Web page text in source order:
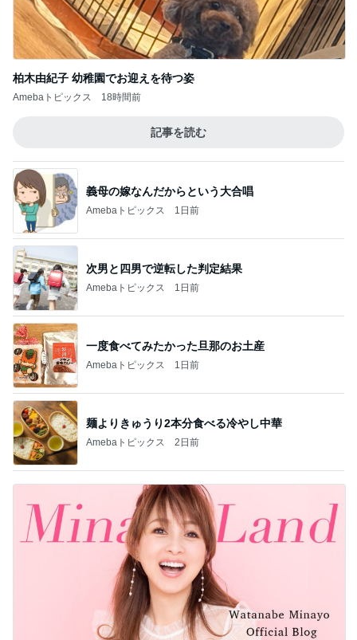
柏木由紀子 幼稚園でお迎えを待つ姿
Amebaトピックス 18時間前
記事を読む
義母の嫁なんだからという大合唱
Amebaトピックス 1日前
次男と四男で逆転した判定結果
Amebaトピックス 1日前
一度食べてみたかった旦那のお土産
Amebaトピックス 1日前
麺よりきゅうり2本分食べる冷やし中華
Amebaトピックス 2日前